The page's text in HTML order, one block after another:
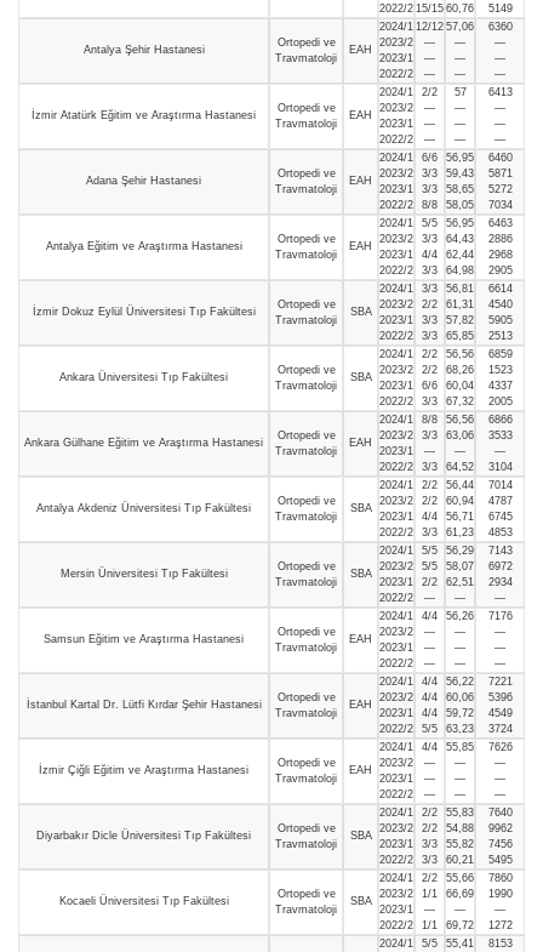
2022/2 15/15 60,76
5149
Antalya Şehir Hastanesi
Ortopedi ve
Travmatoloji
EAH
2024/1
2023/2
2023/1
2022/2
12/12
—
—
—
57,06
—
—
—
6360
—
—
—
İzmir Atatürk Eğitim ve Araştırma Hastanesi
Ortopedi ve
Travmatoloji
EAH
2024/1
2023/2
2023/1
2022/2
2/2
—
—
—
57
—
—
—
6413
—
—
—
Adana Şehir Hastanesi
Ortopedi ve
Travmatoloji
EAH
2024/1
2023/2
2023/1
2022/2
6/6
3/3
3/3
8/8
56,95
59,43
58,65
58,05
6460
5871
5272
7034
Antalya Eğitim ve Araştırma Hastanesi
Ortopedi ve
Travmatoloji
EAH
2024/1
2023/2
2023/1
2022/2
5/5
3/3
4/4
3/3
56,95
64,43
62,44
64,98
6463
2886
2968
2905
İzmir Dokuz Eylül Üniversitesi Tıp Fakültesi
Ortopedi ve
Travmatoloji
SBA
2024/1
2023/2
2023/1
2022/2
3/3
2/2
3/3
3/3
56,81
61,31
57,82
65,85
6614
4540
5905
2513
Ankara Üniversitesi Tıp Fakültesi
Ortopedi ve
Travmatoloji
SBA
2024/1
2023/2
2023/1
2022/2
2/2
2/2
6/6
3/3
56,56
68,26
60,04
67,32
6859
1523
4337
2005
Ankara Gülhane Eğitim ve Araştırma Hastanesi
Ortopedi ve
Travmatoloji
EAH
2024/1
2023/2
2023/1
2022/2
8/8
3/3
—
3/3
56,56
63,06
—
64,52
6866
3533
—
3104
Antalya Akdeniz Üniversitesi Tıp Fakültesi
Ortopedi ve
Travmatoloji
SBA
2024/1
2023/2
2023/1
2022/2
2/2
2/2
4/4
3/3
56,44
60,94
56,71
61,23
7014
4787
6745
4853
Mersin Üniversitesi Tıp Fakültesi
Ortopedi ve
Travmatoloji
SBA
2024/1
2023/2
2023/1
2022/2
5/5
5/5
2/2
—
56,29
58,07
62,51
—
7143
6972
2934
—
Samsun Eğitim ve Araştırma Hastanesi
Ortopedi ve
Travmatoloji
EAH
2024/1
2023/2
2023/1
2022/2
4/4
—
—
—
56,26
—
—
—
7176
—
—
—
İstanbul Kartal Dr. Lütfi Kırdar Şehir Hastanesi
Ortopedi ve
Travmatoloji
EAH
2024/1
2023/2
2023/1
2022/2
4/4
4/4
4/4
5/5
56,22
60,06
59,72
63,23
7221
5396
4549
3724
İzmir Çiğli Eğitim ve Araştırma Hastanesi
Ortopedi ve
Travmatoloji
EAH
2024/1
2023/2
2023/1
2022/2
4/4
—
—
—
55,85
—
—
—
7626
—
—
—
Diyarbakır Dicle Üniversitesi Tıp Fakültesi
Ortopedi ve
Travmatoloji
SBA
2024/1
2023/2
2023/1
2022/2
2/2
2/2
3/3
3/3
55,83
54,88
55,82
60,21
7640
9962
7456
5495
Kocaeli Üniversitesi Tıp Fakültesi
Ortopedi ve
Travmatoloji
SBA
2024/1
2023/2
2023/1
2022/2
2/2
1/1
—
1/1
55,66
66,69
—
69,72
7860
1990
—
1272
2024/1
5/5 55,41 8153